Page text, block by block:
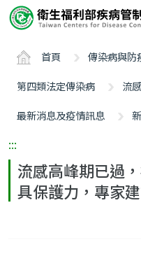
要
ALT+C
首頁 傳染病與防
第四類法定傳染病
流
最新消息及疫情訊息
:::
流感高峰期已過
具保護力，專家